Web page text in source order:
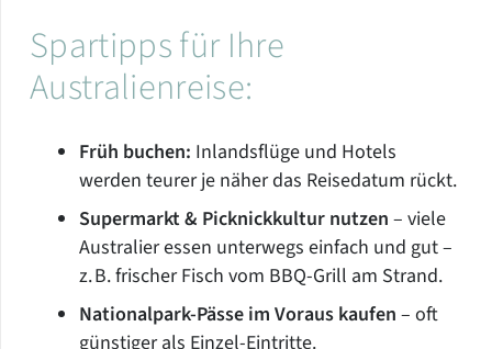
Spartipps für Ihre
Australienreise:
Früh buchen: Inlandsflüge und Hotels
werden teurer je näher das Reisedatum rückt.
Supermarkt & Picknickkultur nutzen – viele
Australier essen unterwegs einfach und gut –
z. B. frischer Fisch vom BBQ-Grill am Strand.
Nationalpark-Pässe im Voraus kaufen – oft
günstiger als Einzel-Eintritte.